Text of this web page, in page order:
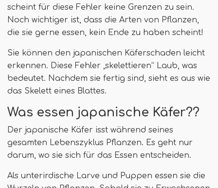
scheint für diese Fehler keine Grenzen zu sein.
Noch wichtiger ist, dass die Arten von Pflanzen,
die sie gerne essen, kein Ende zu haben scheint!
Sie können den japanischen Käferschaden leicht
erkennen. Diese Fehler „skelettieren“ Laub, was
bedeutet. Nachdem sie fertig sind, sieht es aus wie
das Skelett eines Blattes.
Was essen japanische Käfer??
Der japanische Käfer isst während seines
gesamten Lebenszyklus Pflanzen. Es geht nur
darum, wo sie sich für das Essen entscheiden.
Als unterirdische Larve und Puppen essen sie die